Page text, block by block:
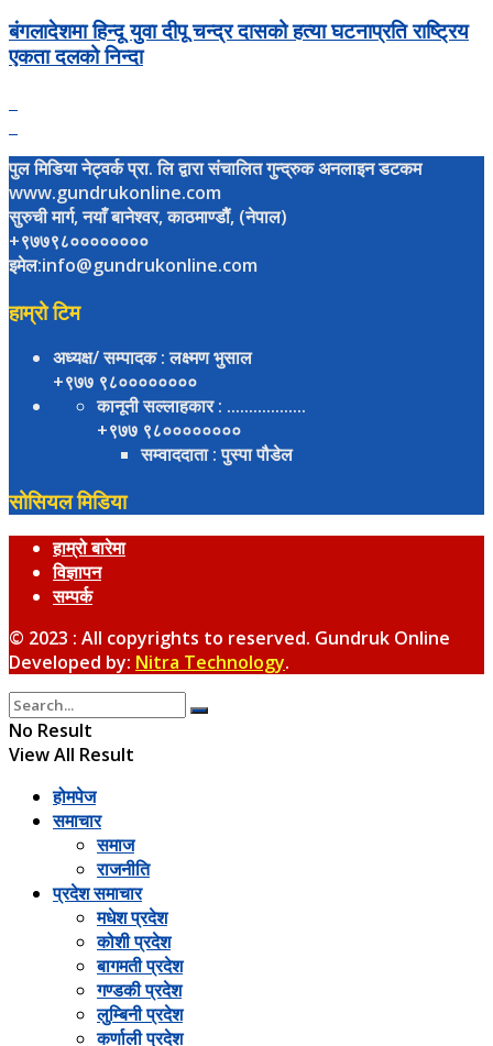
बंगलादेशमा हिन्दू युवा दीपू चन्द्र दासको हत्या घटनाप्रति राष्ट्रिय
एकता दलको निन्दा
पुल मिडिया नेट्वर्क प्रा. लि द्वारा संचालित गुन्द्रुक अनलाइन डटकम
www.gundrukonline.com
सुरुची मार्ग, नयाँ बानेश्वर, काठमाण्डौैं, (नेपाल)
+९७७९८००००००००
इमेल:info@gundrukonline.com
हाम्रो टिम
अध्यक्ष/ सम्पादक: लक्ष्मण भुसाल
+९७७ ९८००००००००
कानूनी सल्लाहकार: ..................
+९७७ ९८००००००००
सम्वाददाता: पुस्पा पौडेल
सोसियल मिडिया
हाम्रो बारेमा
विज्ञापन
सम्पर्क
© 2023 : All copyrights to reserved. Gundruk Online
Developed by: Nitra Technology.
No Result
View All Result
होमपेज
समाचार
समाज
राजनीति
प्रदेश समाचार
मधेश प्रदेश
कोशी प्रदेश
बागमती प्रदेश
गण्डकी प्रदेश
लुम्बिनी प्रदेश
कर्णाली प्रदेश